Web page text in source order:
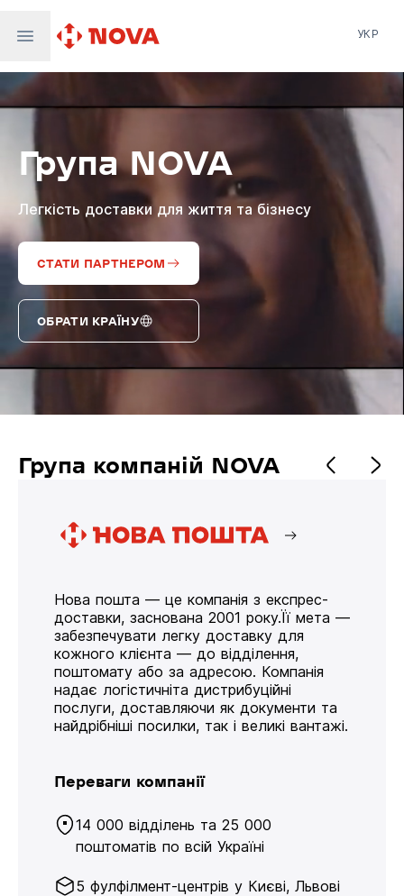
Nova Global
Nova Digital
Supernova Airlines
УКР
Група NOVA
Легкість доставки для життя та бізнесу
СТАТИ ПАРТНЕРОМ
ОБРАТИ КРАЇНУ
Група компаній NOVA
Нова пошта — це компанія з експрес-
доставки, заснована 2001 року.Її мета —
забезпечувати легку доставку для
кожного клієнта — до відділення,
поштомату або за адресою. Компанія
надає логістичніта дистрибуційні
послуги, доставляючи як документи та
найдрібніші посилки, так і великі вантажі.
Переваги компанії
14 000 відділень та 25 000
поштоматів по всій Україні
5 фулфілмент-центрів у Києві, Львові